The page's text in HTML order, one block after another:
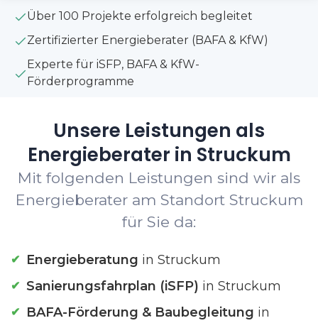
Über 100 Projekte erfolgreich begleitet
Zertifizierter Energieberater (BAFA & KfW)
Experte für iSFP, BAFA & KfW-
Förderprogramme
Unsere Leistungen als
Energieberater in Struckum
Mit folgenden Leistungen sind wir als
Energieberater am Standort Struckum
für Sie da:
Energieberatung in Struckum
Sanierungsfahrplan (iSFP) in Struckum
BAFA-Förderung & Baubegleitung in